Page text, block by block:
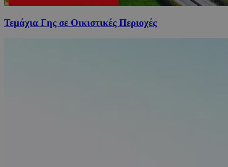
Τεμάχια Γης σε Οικιστικές Περιοχές